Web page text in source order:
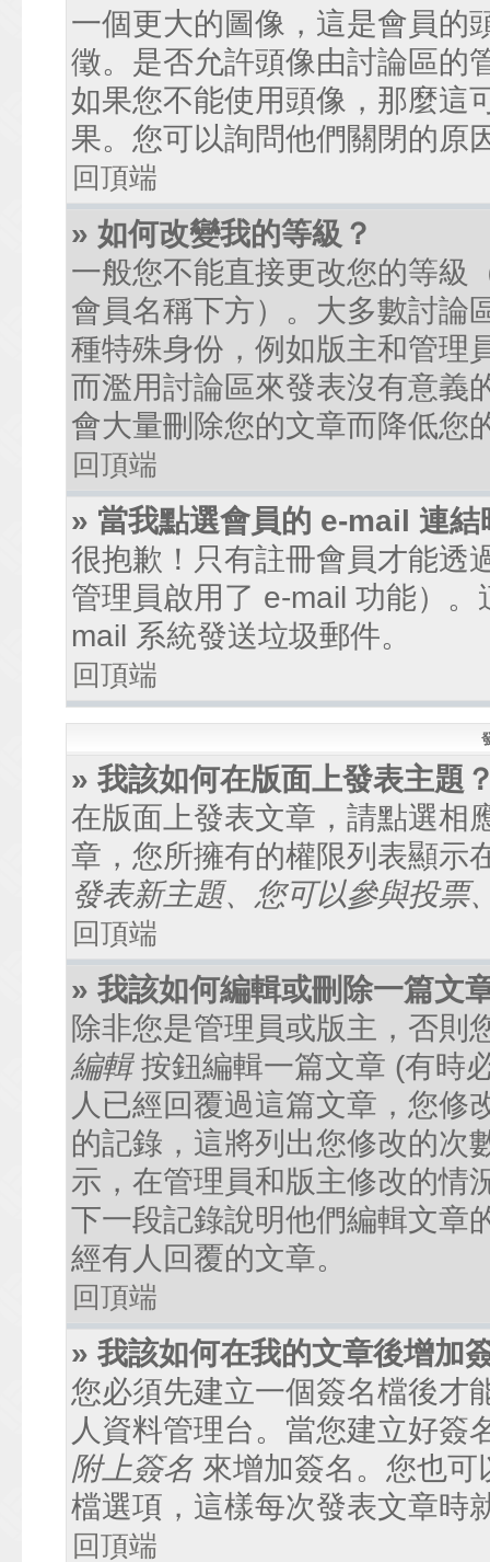
一個更大的圖像，這是會員的
徵。是否允許頭像由討論區的
如果您不能使用頭像，那麼這
果。您可以詢問他們關閉的原
回頂端
» 如何改變我的等級？
一般您不能直接更改您的等級
會員名稱下方）。大多數討論
種特殊身份，例如版主和管理
而濫用討論區來發表沒有意義
會大量刪除您的文章而降低您
回頂端
» 當我點選會員的 e-mail 連
很抱歉！只有註冊會員才能透
管理員啟用了 e-mail 功能）
mail 系統發送垃圾郵件。
回頂端
» 我該如何在版面上發表主題
在版面上發表文章，請點選相
章，您所擁有的權限列表顯示
發表新主題、您可以參與投票
回頂端
» 我該如何編輯或刪除一篇文
除非您是管理員或版主，否則
編輯按鈕編輯一篇文章 (有時
人已經回覆過這篇文章，您修
的記錄，這將列出您修改的次
示，在管理員和版主修改的情
下一段記錄說明他們編輯文章
經有人回覆的文章。
回頂端
» 我該如何在我的文章後增加
您必須先建立一個簽名檔後才
人資料管理台。當您建立好簽
附上簽名 來增加簽名。您也
檔選項，這樣每次發表文章時
回頂端